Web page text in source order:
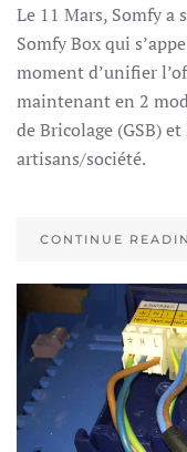
Le 11 Mars, Somfy a
Somfy Box qui
moment d’unifier
maintenant en 2
de Bricolage (GSB)
artisans/société.
CONTINUE